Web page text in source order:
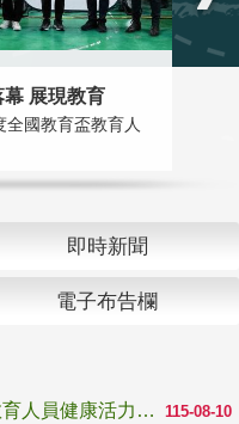
展現教育
國教育盃教育人
即時新聞
電子布告欄
115-08-10
教育盃球類錦標賽圓滿落幕 展現教育人員健康活力與團隊精神